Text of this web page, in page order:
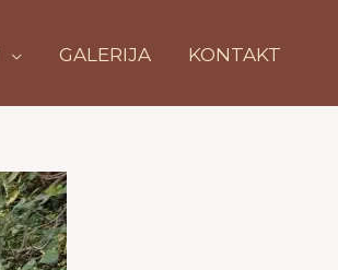
GALERIJA KONTAKT